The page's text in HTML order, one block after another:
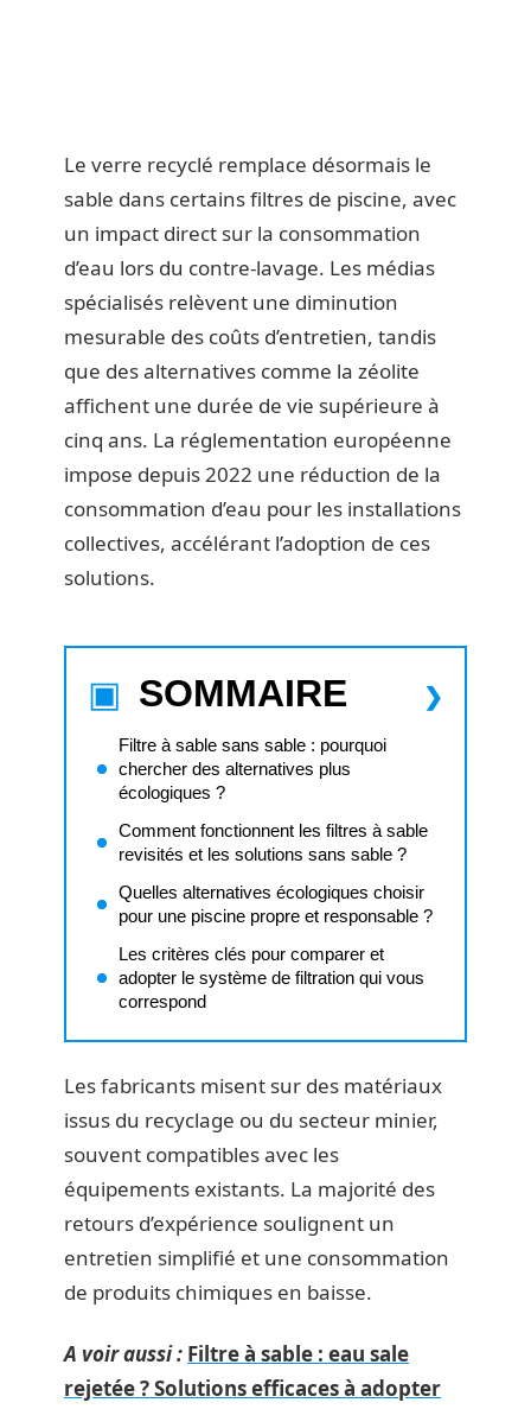
Le verre recyclé remplace désormais le
sable dans certains filtres de piscine, avec
un impact direct sur la consommation
d’eau lors du contre-lavage. Les médias
spécialisés relèvent une diminution
mesurable des coûts d’entretien, tandis
que des alternatives comme la zéolite
affichent une durée de vie supérieure à
cinq ans. La réglementation européenne
impose depuis 2022 une réduction de la
consommation d’eau pour les installations
collectives, accélérant l’adoption de ces
solutions.
SOMMAIRE
Filtre à sable sans sable : pourquoi
chercher des alternatives plus
écologiques ?
Comment fonctionnent les filtres à sable
revisités et les solutions sans sable ?
Quelles alternatives écologiques choisir
pour une piscine propre et responsable ?
Les critères clés pour comparer et
adopter le système de filtration qui vous
correspond
Les fabricants misent sur des matériaux
issus du recyclage ou du secteur minier,
souvent compatibles avec les
équipements existants. La majorité des
retours d’expérience soulignent un
entretien simplifié et une consommation
de produits chimiques en baisse.
A voir aussi : Filtre à sable : eau sale
rejetée ? Solutions efficaces à adopter